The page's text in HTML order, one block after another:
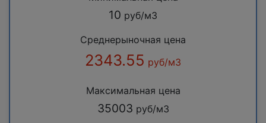
10 руб/м3
Среднерыночная цена
2343.55 руб/м3
Максимальная цена
35003 руб/м3